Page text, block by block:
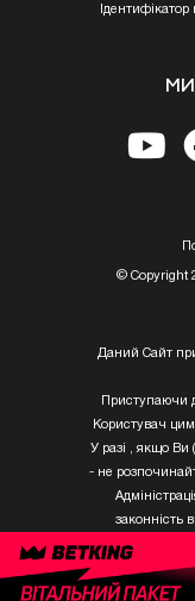
Ідентифікатор
© Copyright
Даний Сайт
Приступаючи
Користувач цим
У разі , якщо Ви
- не
законність
Твори Getty